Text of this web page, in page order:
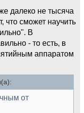
далеко не тысяча
что сможет научить
В
- то есть, в
аппаратом
от